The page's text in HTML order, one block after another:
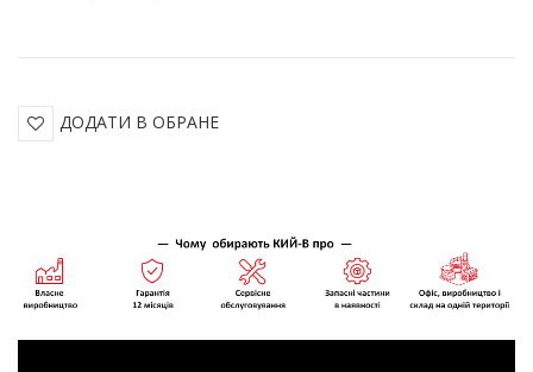
ДОДАТИ В ОБРАНЕ